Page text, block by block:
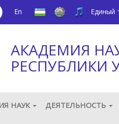
En Единый
АКАДЕМИЯ
РЕСПУБЛИКИ
НАУК ДЕЯТЕЛЬНОСТЬ